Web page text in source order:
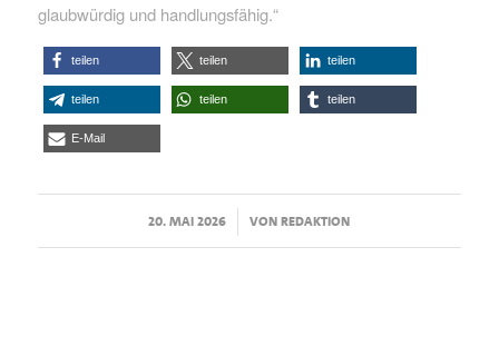
glaubwürdig und handlungsfähig.“
teilen teilen teilen
teilen teilen teilen
E-Mail
20. MAI 2026
/ VONREDAKTION